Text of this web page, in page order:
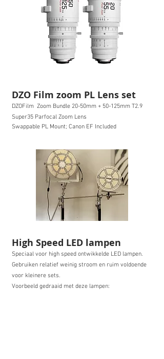
DZO Film zoom PL Lens set
DZOFilm Zoom Bundle 20-50mm + 50-125mm T2.9
Super35 Parfocal Zoom Lens
Swappable PL Mount; Canon EF Included
High Speed LED lampen
Speciaal voor high speed ontwikkelde LED lampen.
Gebruiken relatief weinig stroom en ruim voldoende
voor kleinere sets.
Voorbeeld gedraaid met deze lampen: